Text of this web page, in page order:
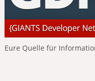
Eure Quelle für